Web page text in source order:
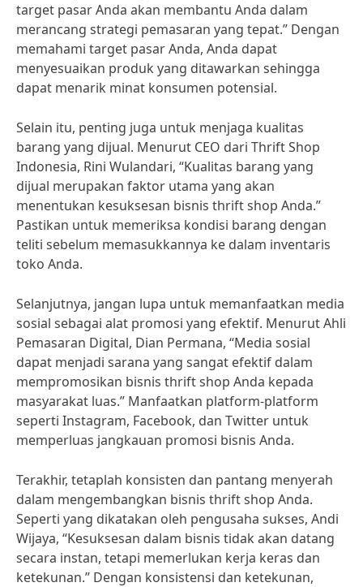
target pasar Anda akan membantu Anda dalam
merancang strategi pemasaran yang tepat.” Dengan
memahami target pasar Anda, Anda dapat
menyesuaikan produk yang ditawarkan sehingga
dapat menarik minat konsumen potensial.
Selain itu, penting juga untuk menjaga kualitas
barang yang dijual. Menurut CEO dari Thrift Shop
Indonesia, Rini Wulandari, “Kualitas barang yang
dijual merupakan faktor utama yang akan
menentukan kesuksesan bisnis thrift shop Anda.”
Pastikan untuk memeriksa kondisi barang dengan
teliti sebelum memasukkannya ke dalam inventaris
toko Anda.
Selanjutnya, jangan lupa untuk memanfaatkan media
sosial sebagai alat promosi yang efektif. Menurut Ahli
Pemasaran Digital, Dian Permana, “Media sosial
dapat menjadi sarana yang sangat efektif dalam
mempromosikan bisnis thrift shop Anda kepada
masyarakat luas.” Manfaatkan platform-platform
seperti Instagram, Facebook, dan Twitter untuk
memperluas jangkauan promosi bisnis Anda.
Terakhir, tetaplah konsisten dan pantang menyerah
dalam mengembangkan bisnis thrift shop Anda.
Seperti yang dikatakan oleh pengusaha sukses, Andi
Wijaya, “Kesuksesan dalam bisnis tidak akan datang
secara instan, tetapi memerlukan kerja keras dan
ketekunan.” Dengan konsistensi dan ketekunan,